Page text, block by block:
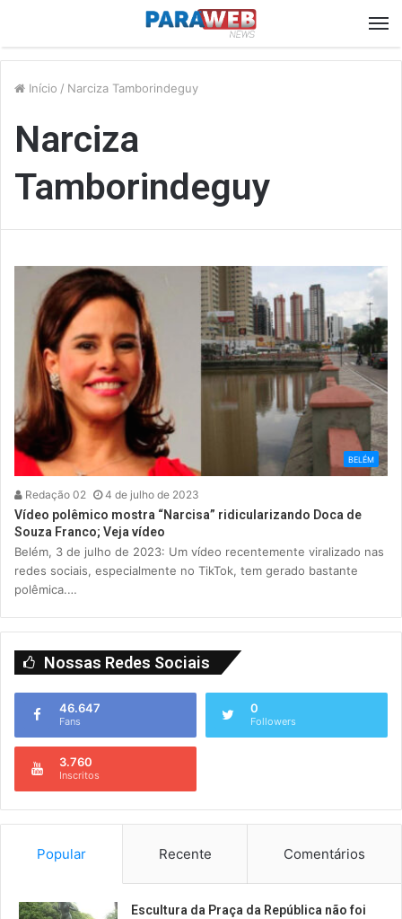
Início / Narciza Tamborindeguy
Narciza
Tamborindeguy
BELÉM
Redação 02 4 de julho de 2023
Vídeo polêmico mostra “Narcisa” ridicularizando Doca de
Souza Franco; Veja vídeo
Belém, 3 de julho de 2023: Um vídeo recentemente viralizado nas
redes sociais, especialmente no TikTok, tem gerado bastante
polêmica.…
Nossas Redes Sociais
46.647
Fans
0
Followers
3.760
Inscritos
Popular Recente Comentários
Escultura da Praça da República não foi